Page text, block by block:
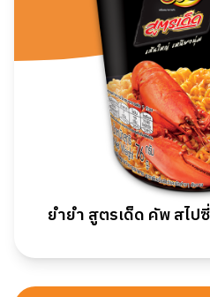
ยำยำ สูตรเด็ด คัพ สไป